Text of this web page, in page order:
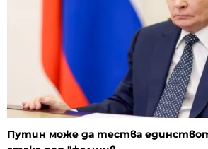
Путин може да тества